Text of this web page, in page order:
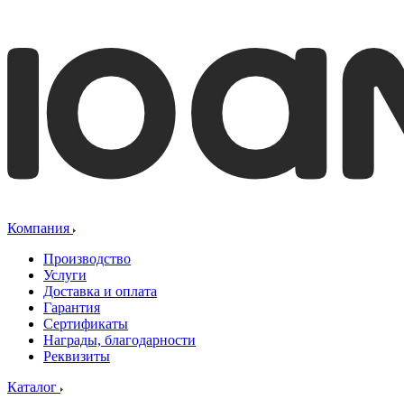
Компания
Производство
Услуги
Доставка и оплата
Гарантия
Сертификаты
Награды, благодарности
Реквизиты
Каталог